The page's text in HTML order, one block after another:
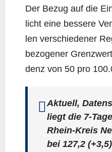
Der Bezug auf die
licht eine bes­se­re
len ver­schie­de­ner
be­zo­ge­ner
denz von 50 pro
Aktu­ell,
liegt die
Rhein-Kreis
bei 127,2